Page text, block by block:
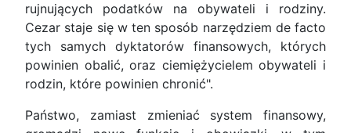
rujnujących podatków na obywateli i rodziny.
Cezar staje się w ten sposób narzędziem de facto
tych samych dyktatorów finansowych, których
powinien obalić, oraz ciemiężycielem obywateli i
rodzin, które powinien chronić".
Państwo, zamiast zmieniać system finansowy,